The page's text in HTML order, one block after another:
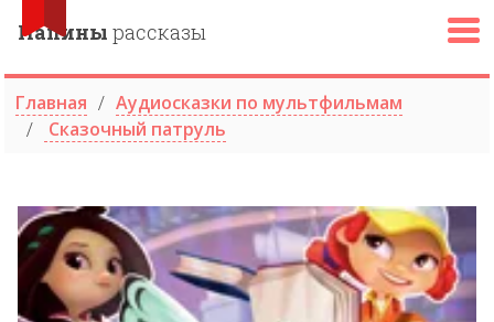
Папины рассказы
Главная
Аудиосказки по мультфильмам
Сказочный патруль